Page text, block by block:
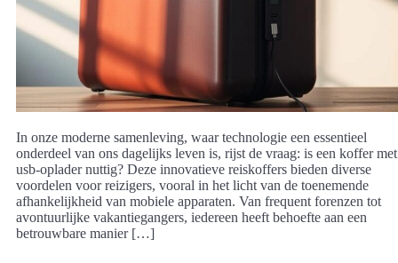
In onze moderne samenleving, waar technologie een essentieel
onderdeel van ons dagelijks leven is, rijst de vraag: is een koffer met
usb-oplader nuttig? Deze innovatieve reiskoffers bieden diverse
voordelen voor reizigers, vooral in het licht van de toenemende
afhankelijkheid van mobiele apparaten. Van frequent forenzen tot
avontuurlijke vakantiegangers, iedereen heeft behoefte aan een
betrouwbare manier […]